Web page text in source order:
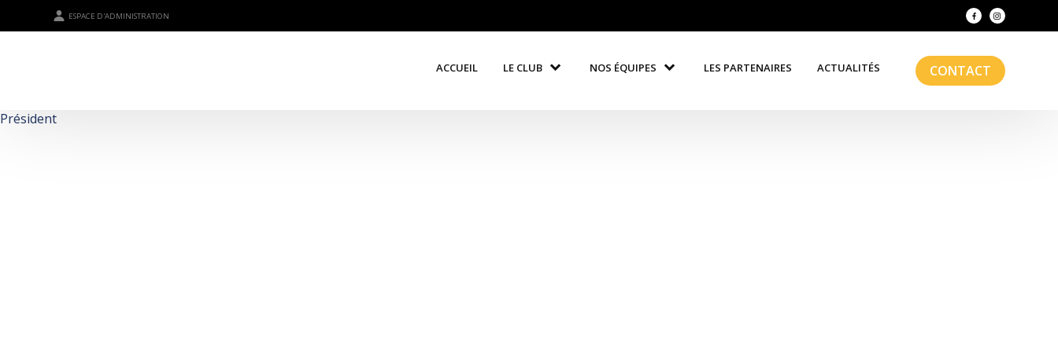
ESPACE D'ADMINISTRATION
ACCUEIL LE CLUB NOS ÉQUIPES LES PARTENAIRES ACTUALITÉS CONTACT
Président